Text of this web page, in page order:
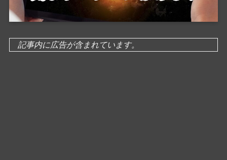
記事内に広告が含まれています。